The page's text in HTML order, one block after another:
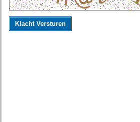
Klacht Versturen